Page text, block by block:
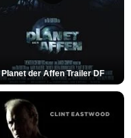
Planet der Affen Trailer DF